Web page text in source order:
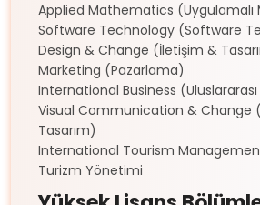
Applied Mathematics
Software Technology (Software
Design & Change (İletişim &
Marketing (Pazarlama)
International Business
Visual Communication & Change
Tasarım)
International Tourism
Turizm Yönetimi